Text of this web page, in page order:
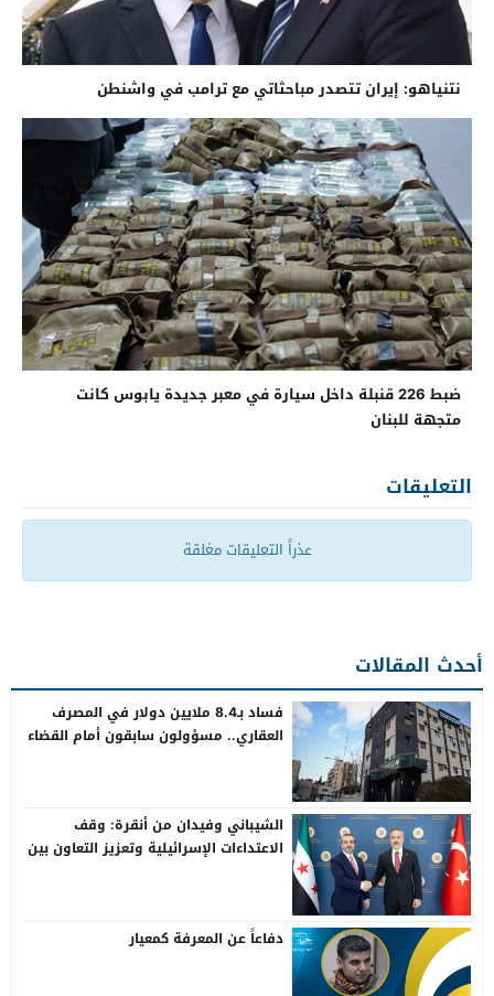
نتنياهو: إيران تتصدر مباحثاتي مع ترامب في واشنطن
ضبط 226 قنبلة داخل سيارة في معبر جديدة يابوس كانت
متجهة للبنان
التعليقات
عذراً التعليقات مغلقة
أحدث المقالات
فساد بـ8.4 ملايين دولار في المصرف
العقاري.. مسؤولون سابقون أمام القضاء
الشيباني وفيدان من أنقرة: وقف
الاعتداءات الإسرائيلية وتعزيز التعاون بين
دفاعاً عن المعرفة كمعيار